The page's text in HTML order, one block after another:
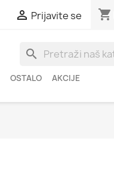
 Prijavite se shopping_cart
search
OSTALO AKCIJE